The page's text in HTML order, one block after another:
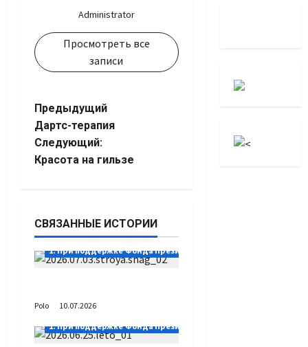
Administrator
Просмотреть все
записи
Навигация
записи
Предыдущий
Дартс-терапия
Следующий:
Красота на гильзе
СВЯЗАННЫЕ ИСТОРИИ
1. При поддержке Фонда Президентских грантов
Polo
10.07.2026
1. При поддержке Фонда Президентских грантов